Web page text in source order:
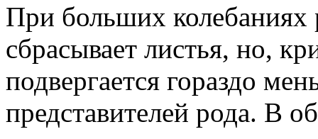
При больших колебаниях
сбрасывает листья, но,
подвергается гораздо
представителей рода. В